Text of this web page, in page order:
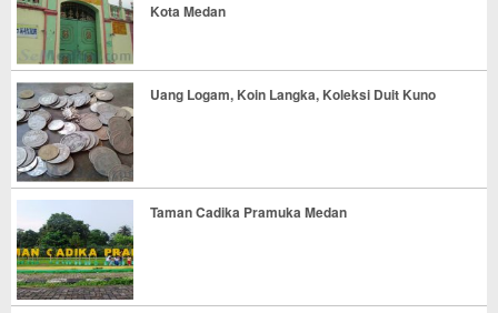
Kota Medan
Uang Logam, Koin Langka, Koleksi Duit Kuno
Taman Cadika Pramuka Medan